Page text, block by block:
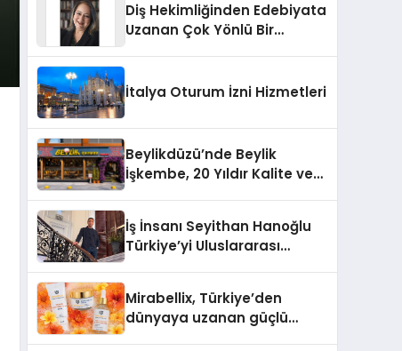
Diş Hekimliğinden Edebiyata
Uzanan Çok Yönlü Bir
İtalya Oturum İzni Hizmetleri
Beylikdüzü’nde Beylik
İşkembe, 20 Yıldır Kalite ve
İş İnsanı Seyithan Hanoğlu
Türkiye’yi Uluslararası
Mirabellix, Türkiye’den
dünyaya uzanan güçlü